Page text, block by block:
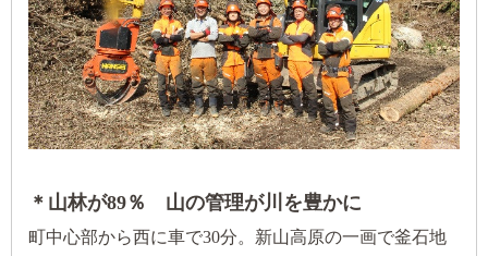
＊山林が89％ 山の管理が川を豊かに
町中心部から西に車で30分。新山高原の一画で釜石地